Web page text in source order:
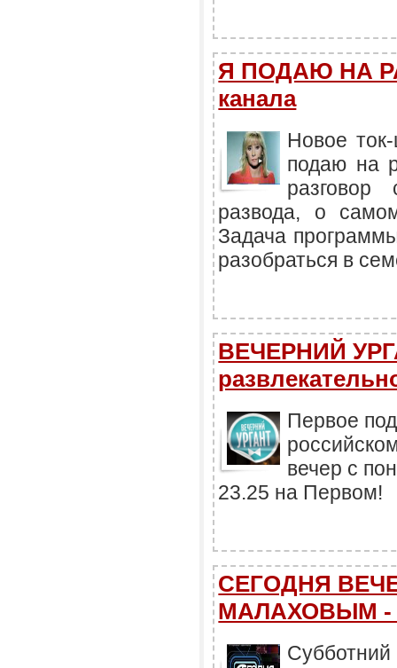
Я ПОДАЮ НА
канала
Новое
подаю на
развода, о
Задача
разобраться в
ВЕЧЕРНИЙ
Первое
вечер с
23.25 на Первом!
СЕГОДНЯ
МАЛАХОВЫМ -